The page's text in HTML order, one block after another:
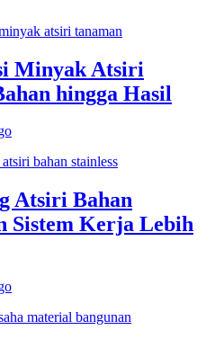
Minyak Atsiri
hingga Hasil
Atsiri Bahan
Sistem Kerja Lebih